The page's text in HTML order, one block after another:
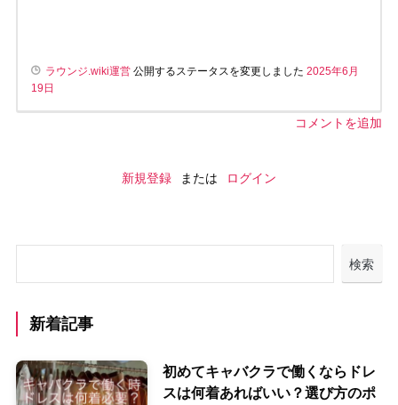
ラウンジ.wiki運営公開するステータスを変更しました 2025年6月
19日
コメントを追加
新規登録 または ログイン
検索
新着記事
初めてキャバクラで働くならドレ
スは何着あればいい？選び方のポ